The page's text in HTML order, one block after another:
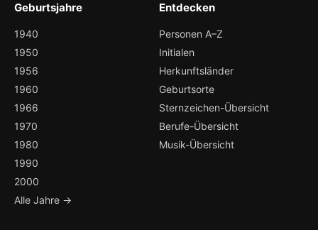
Geburtsjahre
1940
1950
1956
1960
1966
1970
1980
1990
2000
Alle Jahre →
Entdecken
Personen A–Z
Initialen
Herkunftsländer
Geburtsorte
Sternzeichen-Übersicht
Berufe-Übersicht
Musik-Übersicht